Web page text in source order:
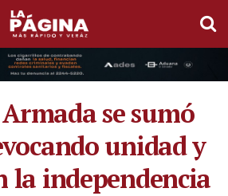
se sumó
unidad y
la independencia